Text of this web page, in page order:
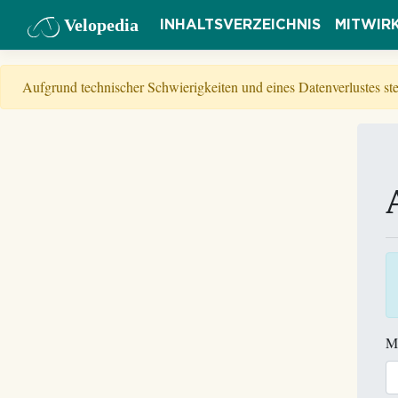
Velopedia INHALTSVERZEICHNIS
Aufgrund technischer Schwierigkeiten und eines Datenverlustes